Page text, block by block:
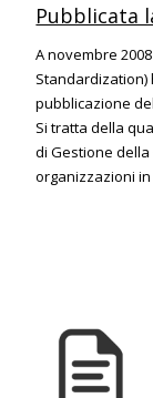
Pubblicata
A novembre
pubblicazione
Si tratta della
di Gestione
organizzazioni in